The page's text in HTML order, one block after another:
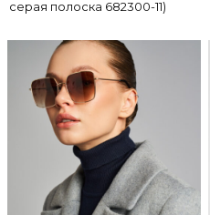
серая полоска 682300-11)